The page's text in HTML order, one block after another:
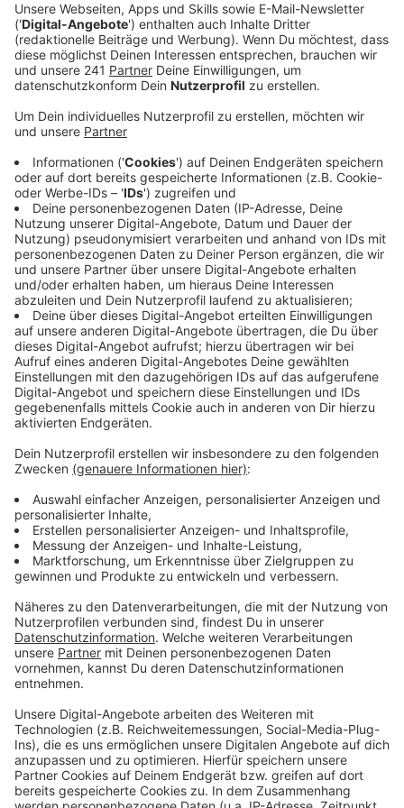
Biontech/Pfizer übrig geblieben sind. Diese liefen
um 14 Uhr ab.
Veröffentlicht:Freitag, 09.04.2021 14:43
Anzeige
Das Gesundheitsamt entschied, dass der Impfstoff
nach Ablauf auch nicht mehr gespritzt werden darf.
Der Kreis hat daraufhin versucht, noch potenzielle
Impflinge bei der Feuerwehr, der Verwaltung der
Gemeinde Nettersheim und der Kreisverwaltung zu
bekommen. So konnte ein Teil des Impfstoffs noch
vor Ablauf der Dosen verimpft werden. Innerhalb von
90 Minuten konnten noch 338 Impfdosen gespritzt
werden. Allerdings sind laut Kreis auch 132 Impfdosen
verfallen, die nach Rücksprache mit dem
Gesundheitsamt nicht mehr verwendet werden
durften.
"Das ist uns bisher nie passiert und deswegen
Markus Ramers im Radio-Euskirchen-Interview.
"Das werden wir aufarbeiten. Wichtig war aber
erstmal, dass so wenig Impfstoff wie möglich
weggeschmissen werden muss. Jetzt müssen
das zukünftig vermeiden lässt."
Die Nachricht, dass der Kreis noch Impflinge sucht, hat
sich laut Ramers schnell verbreitet. Radio-Euskirchen-
Hörer berichteten von viel Verkehr um das
Impfzentrum.
Anzeige